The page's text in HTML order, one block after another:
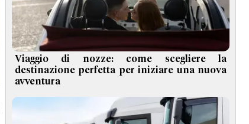
Viaggio di nozze: come scegliere la
destinazione perfetta per iniziare una nuova
avventura